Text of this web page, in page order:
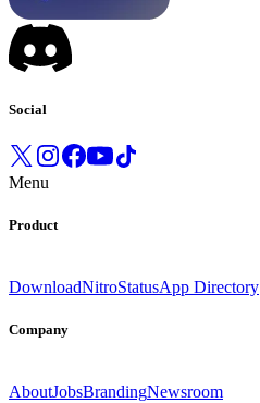
Social
Menu
Product
DownloadNitroStatusApp Directory
Company
AboutJobsBrandingNewsroom